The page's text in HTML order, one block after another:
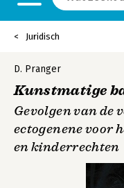
Juridisch
D. Pranger
Kunstmatige
Gevolgen van de
ectogenene voor
en kinderrechten